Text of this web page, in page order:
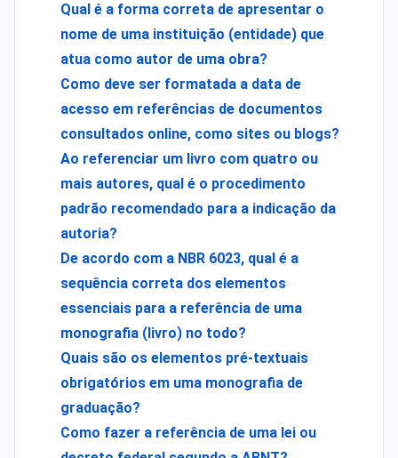
Qual é a forma correta de apresentar o
nome de uma instituição (entidade) que
atua como autor de uma obra?
Como deve ser formatada a data de
acesso em referências de documentos
consultados online, como sites ou blogs?
Ao referenciar um livro com quatro ou
mais autores, qual é o procedimento
padrão recomendado para a indicação da
autoria?
De acordo com a NBR 6023, qual é a
sequência correta dos elementos
essenciais para a referência de uma
monografia (livro) no todo?
Quais são os elementos pré-textuais
obrigatórios em uma monografia de
graduação?
Como fazer a referência de uma lei ou